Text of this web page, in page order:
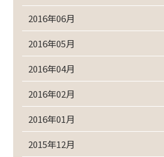
2016年06月
2016年05月
2016年04月
2016年02月
2016年01月
2015年12月